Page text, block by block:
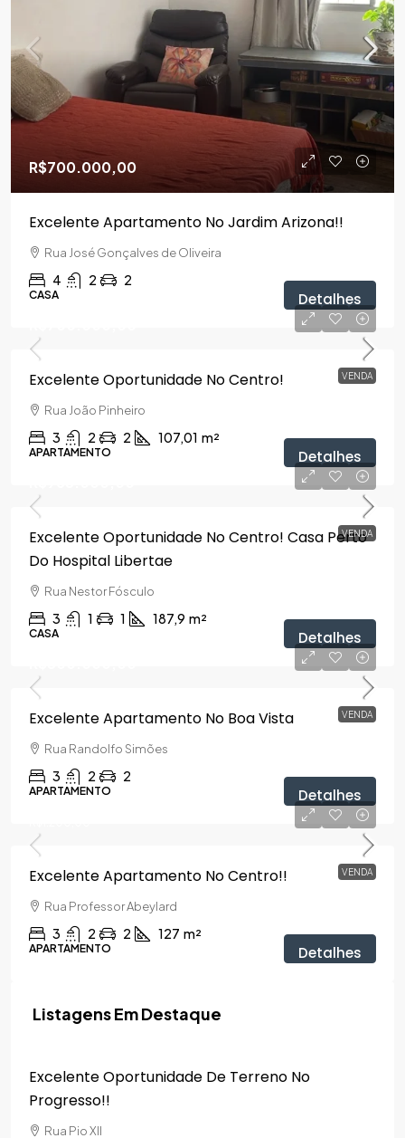
R$700.000,00
Excelente Apartamento No Jardim Arizona!!
Rua José Gonçalves de Oliveira
4 2 2
CASA Detalhes
VENDA
Excelente Oportunidade No Centro!
Rua João Pinheiro
3 2 2 107,01 m²
APARTAMENTO Detalhes
VENDA
Excelente Oportunidade No Centro! Casa Perto
Do Hospital Libertae
Rua Nestor Fósculo
3 1 1 187,9 m²
CASA Detalhes
VENDA
Excelente Apartamento No Boa Vista
Rua Randolfo Simões
3 2 2
APARTAMENTO Detalhes
VENDA
Excelente Apartamento No Centro!!
Rua Professor Abeylard
3 2 2 127 m²
APARTAMENTO Detalhes
Listagens Em Destaque
R$1.500.000,00
Excelente Oportunidade De Terreno No
Progresso!!
Rua Pio XII